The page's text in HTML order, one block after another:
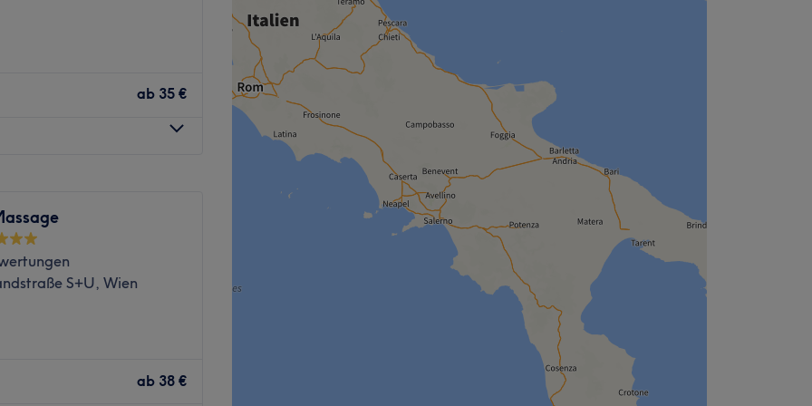
die Bushaltestelle
bringe die Dinge auf
zu finden. Meine
über den Tellerrand
kostenpflichtige
Bei Tai An 泰安 Massage
Entspannung. Egal ob
Schröpf Massage, hier
lassen!
durchgeführten
Entspannung für Geist
Tuina Massage.
ab 35 €
Massagepraxis, die
Als anerkannter Ort der
Kundinnen und Kunden
S+U, Wien
ab 38 €